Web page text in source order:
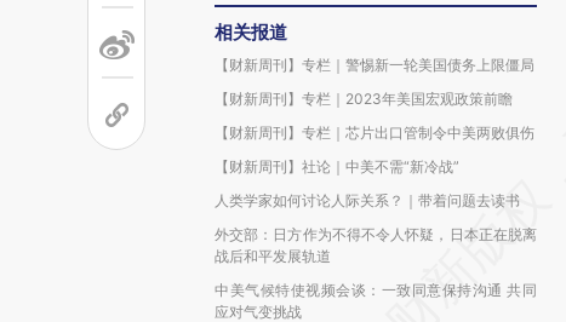
相关报道
【财新周刊】专栏｜警惕新一轮美国债务上限僵局
【财新周刊】专栏｜2023年美国宏观政策前瞻
【财新周刊】专栏｜芯片出口管制令中美两败俱伤
【财新周刊】社论｜中美不需“新冷战”
人类学家如何讨论人际关系？｜带着问题去读书
外交部：日方作为不得不令人怀疑，日本正在脱离
战后和平发展轨道
中美气候特使视频会谈：一致同意保持沟通 共同
应对气变挑战